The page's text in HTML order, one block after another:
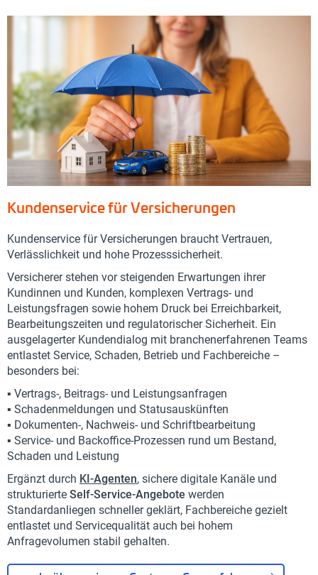
Kundenservice für Versicherungen
Kundenservice für Versicherungen braucht Vertrauen,
Verlässlichkeit und hohe Prozesssicherheit.
Versicherer stehen vor steigenden Erwartungen ihrer
Kundinnen und Kunden, komplexen Vertrags- und
Leistungsfragen sowie hohem Druck bei Erreichbarkeit,
Bearbeitungszeiten und regulatorischer Sicherheit. Ein
ausgelagerter Kundendialog mit branchenerfahrenen Teams
entlastet Service, Schaden, Betrieb und Fachbereiche –
besonders bei:
▪️ Vertrags-, Beitrags- und Leistungsanfragen
▪️ Schadenmeldungen und Statusauskünften
▪️ Dokumenten-, Nachweis- und Schriftbearbeitung
▪️ Service- und Backoffice-Prozessen rund um Bestand,
Schaden und Leistung
Ergänzt durch KI-Agenten, sichere digitale Kanäle und
strukturierte Self-Service-Angebote werden
Standardanliegen schneller geklärt, Fachbereiche gezielt
entlastet und Servicequalität auch bei hohem
Anfragevolumen stabil gehalten.